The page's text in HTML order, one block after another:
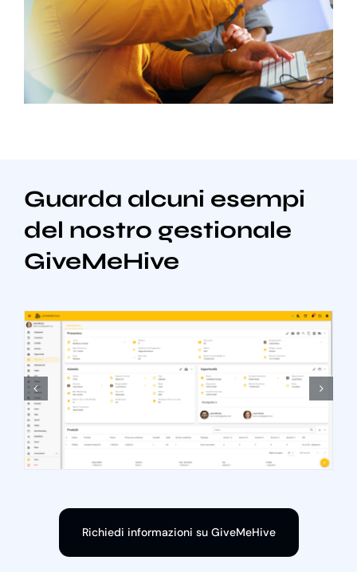
Guarda alcuni esempi
del nostro gestionale
GiveMeHive
Richiedi informazioni su GiveMeHive